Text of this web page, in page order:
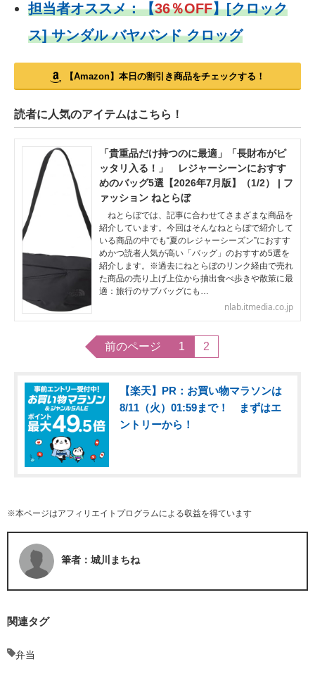
担当者オススメ：【36％OFF】[クロック
ス] サンダル バヤバンド クロッグ
【Amazon】本日の割引き商品をチェックする！
読者に人気のアイテムはこちら！
「貴重品だけ持つのに最適」「長財布がピ
ッタリ入る！」 レジャーシーンにおすす
めのバッグ5選【2026年7月版】（1/2） | フ
ァッション ねとらぼ
ねとらぼでは、記事に合わせてさまざまな商品を
紹介しています。今回はそんなねとらぼで紹介して
いる商品の中でも“夏のレジャーシーズン”におすす
めかつ読者人気が高い「バッグ」のおすすめ5選を
紹介します。※過去にねとらぼのリンク経由で売れ
た商品の売り上げ上位から抽出食べ歩きや散策に最
適：旅行のサブバッグにも…
nlab.itmedia.co.jp
前のページ 1 2
【楽天】PR：お買い物マラソンは
8/11（火）01:59まで！ まずはエ
ントリーから！
※本ページはアフィリエイトプログラムによる収益を得ています
筆者：城川まちね
関連タグ
弁当